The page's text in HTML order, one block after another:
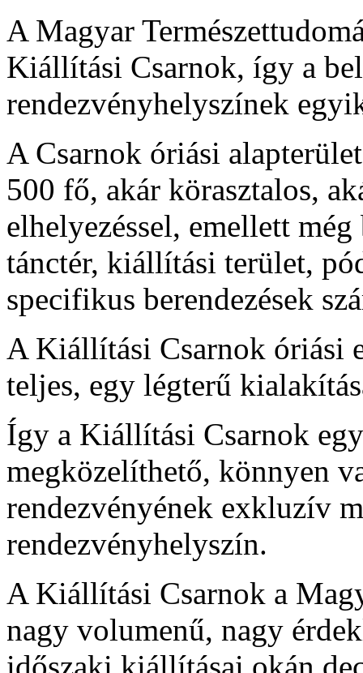
A Magyar
Kiállítási Csarnok, így a
rendezvényhelyszínek
A Csarnok óriási
500 fő, akár körasztalos,
elhelyezéssel, emellett
tánctér, kiállítási terület,
specifikus berendezések
A Kiállítási Csarnok óriási
teljes, egy légterű
Így a Kiállítási Csarnok
megközelíthető, könnyen
rendezvényének exkluzív
rendezvényhelyszín.
A Kiállítási Csarnok a
nagy volumenű, nagy